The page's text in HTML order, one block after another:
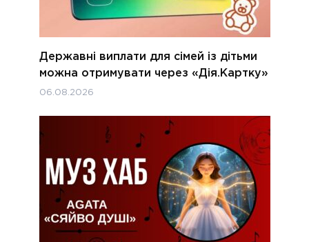
Державні виплати для сімей із дітьми
можна отримувати через «Дія.Картку»
06.08.2026